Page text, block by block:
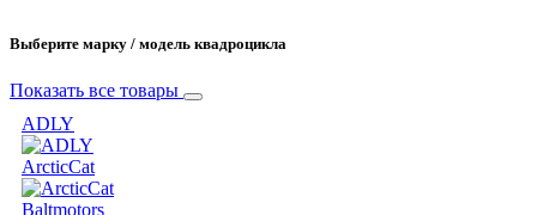
Выберите марку / модель квадроцикла
Показать все товары
ADLY
ArcticCat
Baltmotors